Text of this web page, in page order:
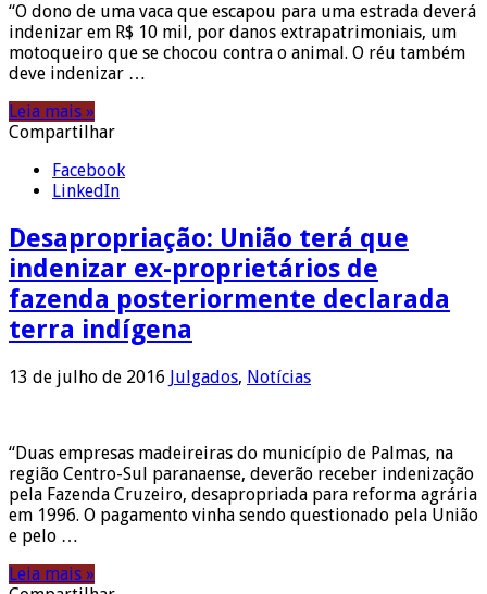
“O dono de uma vaca que escapou para uma estrada deverá
indenizar em R$ 10 mil, por danos extrapatrimoniais, um
motoqueiro que se chocou contra o animal. O réu também
deve indenizar …
Leia mais »
Compartilhar
Facebook
LinkedIn
Desapropriação: União terá que
indenizar ex-proprietários de
fazenda posteriormente declarada
terra indígena
13 de julho de 2016 Julgados, Notícias
“Duas empresas madeireiras do município de Palmas, na
região Centro-Sul paranaense, deverão receber indenização
pela Fazenda Cruzeiro, desapropriada para reforma agrária
em 1996. O pagamento vinha sendo questionado pela União
e pelo …
Leia mais »